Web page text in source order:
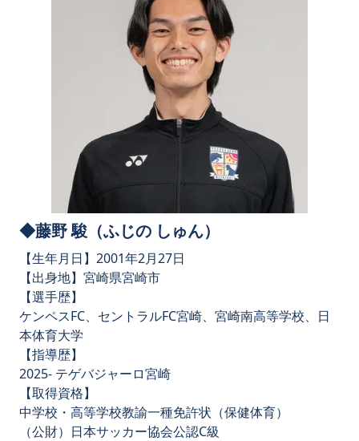
◆藤野 駿（ふじの しゅん）
【生年月日】2001年2月27日
【出身地】宮崎県宮崎市
【選手歴】
ケンペスFC、セントラルFC宮崎、宮崎南高等学校、日
本体育大学
【指導歴】
2025- テゲバジャーロ宮崎
【取得資格】
中学校・高等学校教諭一種免許状（保健体育）
（公財）日本サッカー協会公認C級